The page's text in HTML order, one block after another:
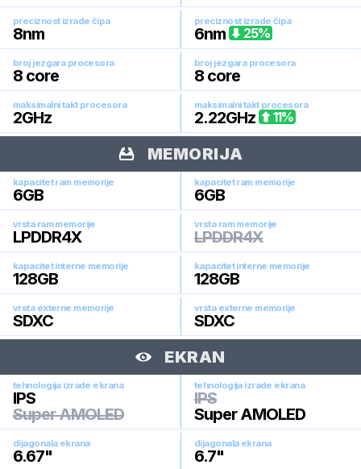
preciznost izrade čipa
8nm
preciznost izrade čipa
6nm 25%
broj jezgara procesora
8 core
broj jezgara procesora
8 core
maksimalni takt procesora
2GHz
maksimalni takt procesora
2.22GHz 11%
MEMORIJA
kapacitet ram memorije
6GB
kapacitet ram memorije
6GB
vrsta ram memorije
LPDDR4X
vrsta ram memorije
LPDDR4X
kapacitet interne memorije
128GB
kapacitet interne memorije
128GB
vrsta externe memorije
SDXC
vrsta externe memorije
SDXC
EKRAN
tehnologija izrade ekrana
IPS
Super AMOLED
tehnologija izrade ekrana
IPS
Super AMOLED
dijagonala ekrana
6.67"
dijagonala ekrana
6.7"